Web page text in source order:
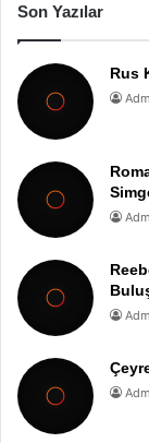
Son Yazılar
Rus